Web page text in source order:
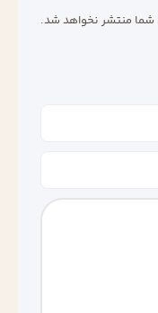
شما منتشر نخواهد شد.